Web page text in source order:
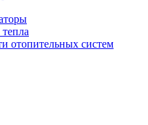
отопительных систем